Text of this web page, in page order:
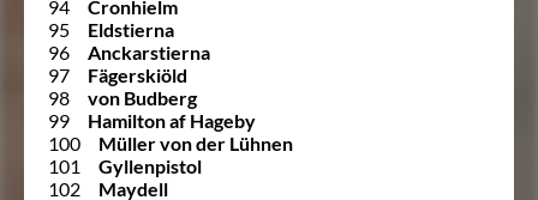
94
Cronhielm
95
Eldstierna
96
Anckarstierna
97
Fägerskiöld
98
von Budberg
99
Hamilton af Hageby
100
Müller von der Lühnen
101
Gyllenpistol
102
Maydell